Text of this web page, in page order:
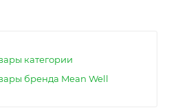
категории
бренда Mean Well